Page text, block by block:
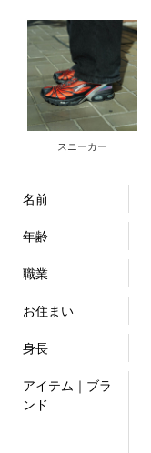
スニーカー
名前
年齢
職業
お住まい
身長
アイテム｜ブラ
ンド